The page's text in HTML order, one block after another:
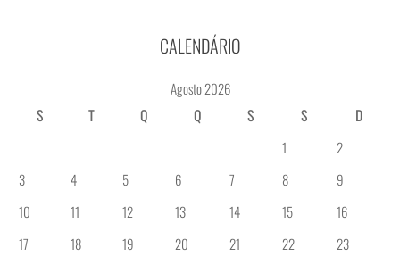
CALENDÁRIO
Agosto 2026
S
T Q Q S S
D
1
2
3
4 5 6 7 8
9
10
11 12 13 14 15
16
17
18 19 20 21 22
23